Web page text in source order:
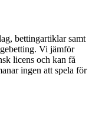
bettingartiklar samt
Vi jämför
licens och kan få
ingen att spela för